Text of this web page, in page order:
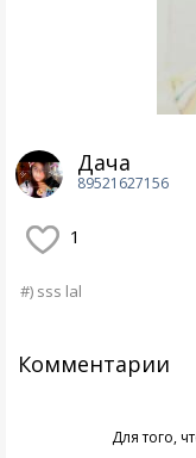
Дача
89521627156
1
#) sss lal
Комментарии
Для того,